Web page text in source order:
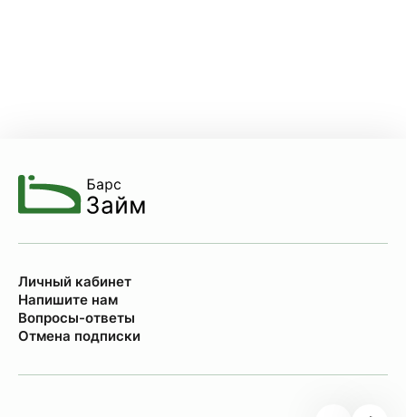
Личный кабинет
Напишите нам
Вопросы-ответы
Отмена подписки